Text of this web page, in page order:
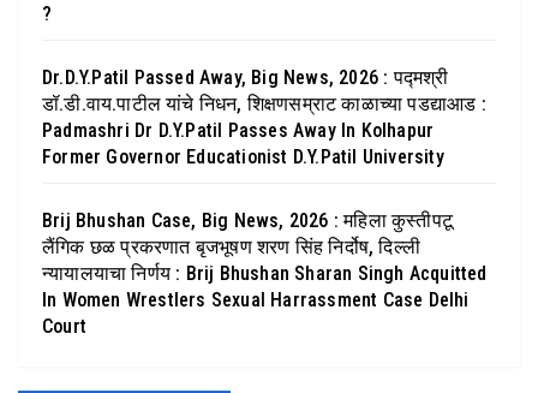
?
Dr.D.Y.Patil Passed Away, Big News, 2026 : पद्मश्री
डॉ.डी.वाय.पाटील यांचे निधन, शिक्षणसम्राट काळाच्या पडद्याआड :
Padmashri Dr D.Y.Patil Passes Away In Kolhapur
Former Governor Educationist D.Y.Patil University
Brij Bhushan Case, Big News, 2026 : महिला कुस्तीपटू
लैंगिक छळ प्रकरणात बृजभूषण शरण सिंह निर्दोष, दिल्ली
न्यायालयाचा निर्णय : Brij Bhushan Sharan Singh Acquitted
In Women Wrestlers Sexual Harrassment Case Delhi
Court